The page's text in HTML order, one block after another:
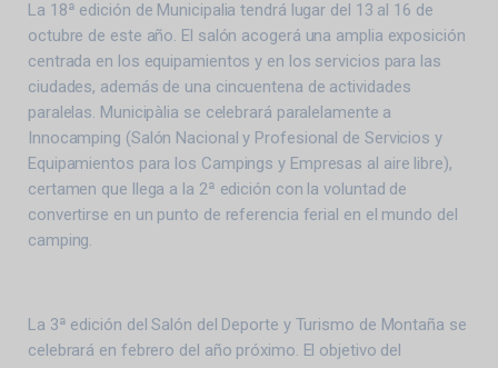
La 18ª edición de Municipalia tendrá lugar del 13 al 16 de
octubre de este año. El salón acogerá una amplia exposición
centrada en los equipamientos y en los servicios para las
ciudades, además de una cincuentena de actividades
paralelas. Municipàlia se celebrará paralelamente a
Innocamping (Salón Nacional y Profesional de Servicios y
Equipamientos para los Campings y Empresas al aire libre),
certamen que llega a la 2ª edición con la voluntad de
convertirse en un punto de referencia ferial en el mundo del
camping.
La 3ª edición del Salón del Deporte y Turismo de Montaña se
celebrará en febrero del año próximo. El objetivo del